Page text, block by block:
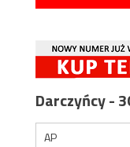
Darczyńcy -
AP